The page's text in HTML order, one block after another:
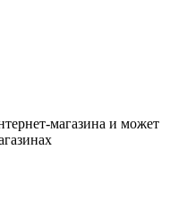
магазина и может